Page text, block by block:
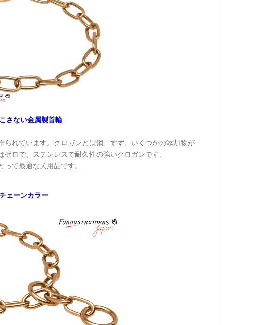
さない金属製首輪
れています。クロガンとは鋼、すず、いくつかの添加物が
ロで、ステンレスで耐久性の強いクロガンです。
て最適な犬用品です。
ェーンカラー